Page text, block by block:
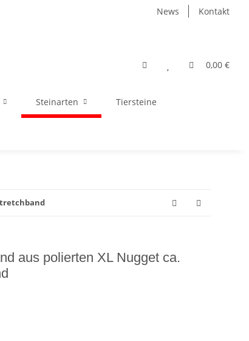
News Kontakt
0,00 €
Steinarten Tiersteine
aus polierten XL Nugget ca.